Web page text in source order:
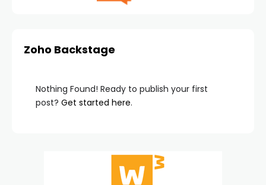
Zoho Backstage
Nothing Found! Ready to publish your first
post? Get started here.